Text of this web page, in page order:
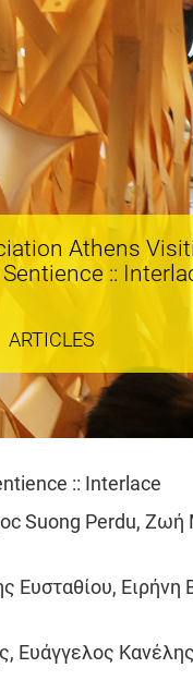
Athens
::
ARTICLES
:: Interlace
Suong Perdu,
Ευσταθίου, Ειρήνη
Ευάγγελος Κανέλης